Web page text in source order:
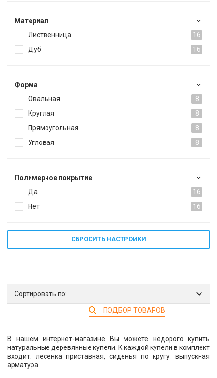
Материал
Лиственница
16
Дуб
16
Форма
Овальная
8
Круглая
8
Прямоугольная
8
Угловая
8
Полимерное покрытие
Да
16
Нет
16
СБРОСИТЬ НАСТРОЙКИ
Сортировать по:
ПОДБОР ТОВАРОВ
В нашем интернет-магазине Вы можете недорого купить
натуральные деревянные купели. К каждой купели в комплект
входит: лесенка приставная, сиденья по кругу, выпускная
арматура.